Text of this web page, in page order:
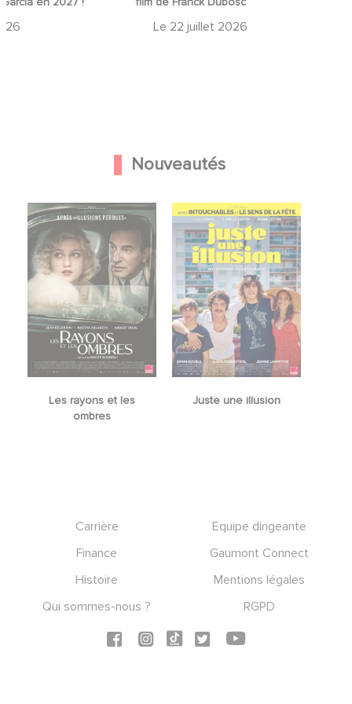
Le 19 juillet 2026
Nouveautés
Les rayons et les
ombres
Juste une illusion
Carrière
Equipe dirigeante
Finance
Gaumont Connect
Histoire
Mentions légales
Qui sommes-nous ?
RGPD
Social icons